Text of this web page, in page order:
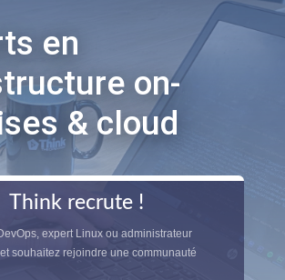
en
on-
& cloud
Think recrute !
expert Linux ou administrateur
souhaitez rejoindre une communauté